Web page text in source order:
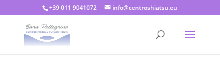
+39 011 9041072 info@centroshiatsu.eu